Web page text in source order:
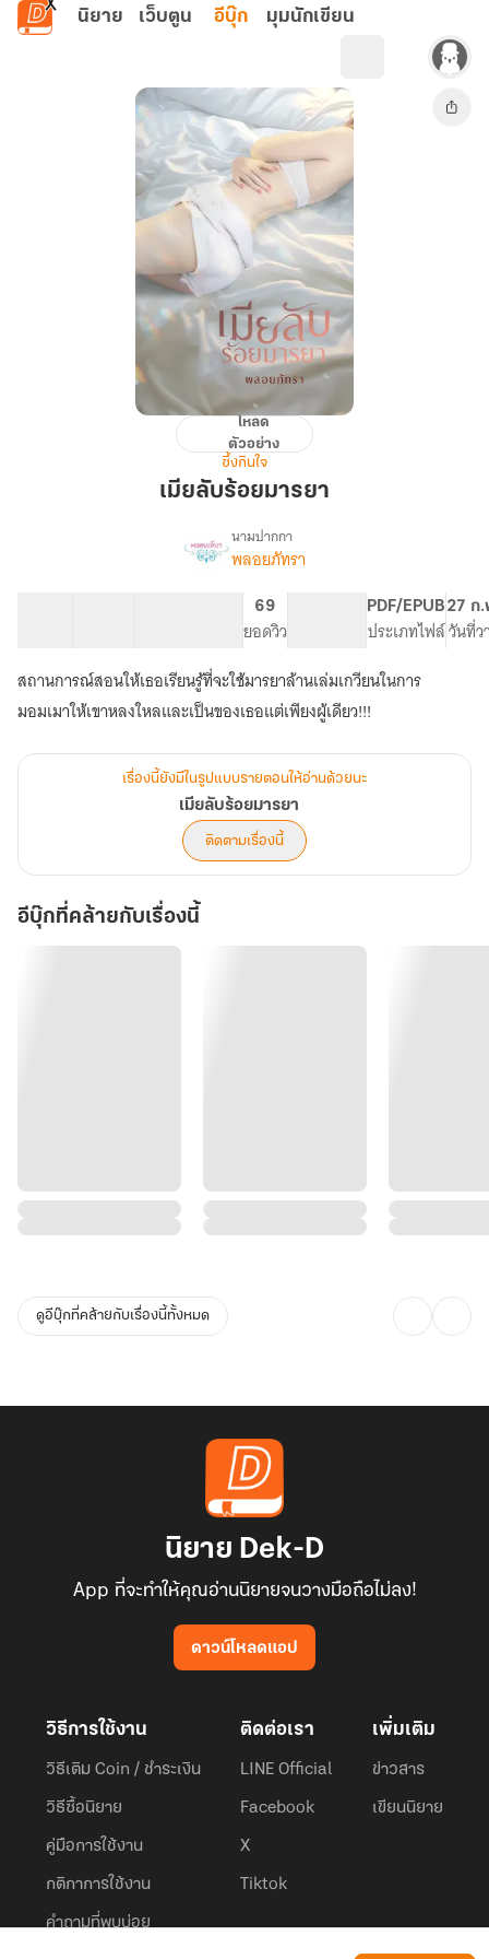
ข้ามไปยังเนื้อหาหลัก
นิยาย เว็บตูน อีบุ๊ก มุมนักเขียน
ร้อย
โหลด
ตัวอย่าง
ซึ้งกินใจ
เมียลับร้อยมารยา
เรื่อง
ลับ
ร้อย
มารยา
นามปากกา
พลอยภัทรา
69
ยอดวิว
PDF/EPUB
ประเภทไฟล์
27 ก
วันที่ว
สถานการณ์สอนให้เธอเรียนรู้ที่จะใช้มารยาล้านเล่มเกวียนในการ
มอมเมาให้เขาหลงใหลและเป็นของเธอแต่เพียงผู้เดียว!!!
เรื่องนี้ยังมีในรูปแบบรายตอนให้อ่านด้วยนะ
เมียลับร้อยมารยา
ติดตามเรื่องนี้
อีบุ๊กที่คล้ายกับเรื่องนี้
ดูอีบุ๊กที่คล้ายกับเรื่องนี้ทั้งหมด
นิยาย Dek-D
App ที่จะทำให้คุณอ่านนิยายจนวางมือถือไม่ลง!
ดาวน์โหลดแอป
วิธีการใช้งาน
วิธีเติม Coin / ชำระเงิน
วิธีซื้อนิยาย
คู่มือการใช้งาน
กติกาการใช้งาน
คำถามที่พบบ่อย
ติดต่อเรา
LINE Official
Facebook
X
Tiktok
เพิ่มเติม
ข่าวสาร
เขียนนิยาย